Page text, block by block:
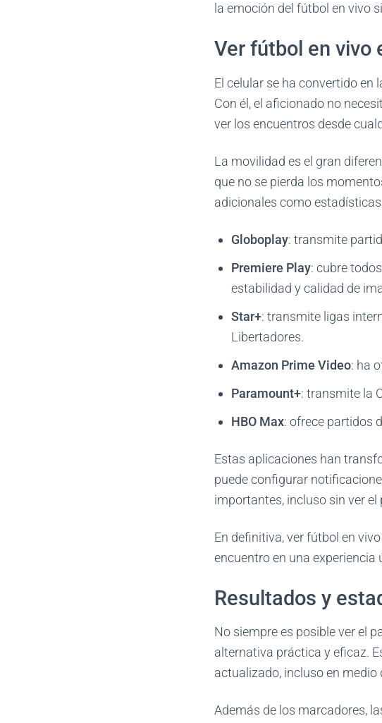
la emoción del fútbol en vivo
Ver fútbol en vivo
El celular se ha convertido
Con él, el aficionado no
ver los encuentros desde
La movilidad es el gran
que no se pierda los
adicionales como
Globoplay: transmite
Premiere Play: cubre
estabilidad y calidad de
Star+: transmite ligas
Libertadores.
Amazon Prime Video: ha
Paramount+: transmite la
HBO Max: ofrece partidos
Estas aplicaciones han
puede configurar
importantes, incluso sin ver
En definitiva, ver fútbol en
encuentro en una experiencia
Resultados y
No siempre es posible ver el
alternativa práctica y eficaz.
actualizado, incluso en
Además de los marcadores,